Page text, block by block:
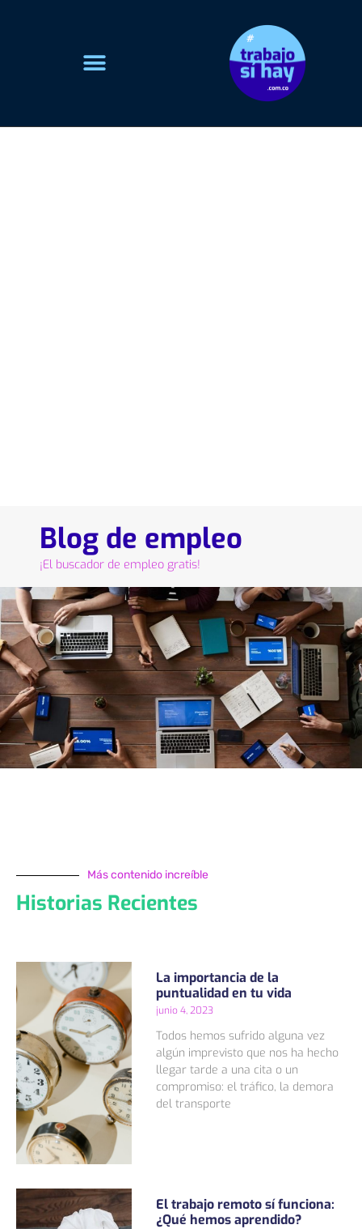
Blog de empleo
¡El buscador de empleo gratis!
Más contenido increíble
Historias Recientes
La importancia de la
puntualidad en tu vida
junio 4, 2023
Todos hemos sufrido alguna vez
algún imprevisto que nos ha hecho
llegar tarde a una cita o un
compromiso: el tráfico, la demora
del transporte
El trabajo remoto sí funciona:
¿Qué hemos aprendido?